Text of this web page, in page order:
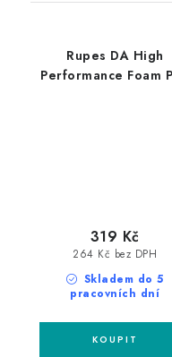
Rupes DA High
Performance Foam
Skladem do 5
pracovních dní
264 Kč bez DPH
319 Kč